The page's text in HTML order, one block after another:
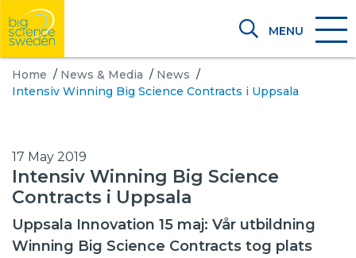
MENU
Home / News & Media / News /
Intensiv Winning Big Science Contracts i Uppsala
17 May 2019
Intensiv Winning Big Science
Contracts i Uppsala
Uppsala Innovation 15 maj: Vår utbildning
Winning Big Science Contracts tog plats